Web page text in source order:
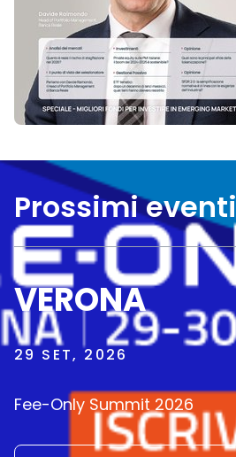
Prossimi eventi
VERONA
29 SET, 2026
Fee-Only Summit 2026